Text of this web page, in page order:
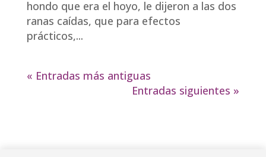
hondo que era el hoyo, le dijeron a las dos
ranas caídas, que para efectos
prácticos,...
« Entradas más antiguas
Entradas siguientes »